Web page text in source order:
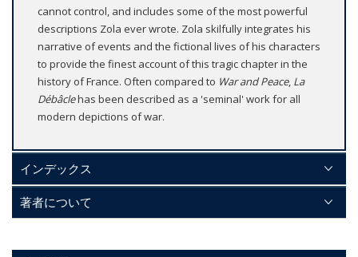
cannot control, and includes some of the most powerful
descriptions Zola ever wrote. Zola skilfully integrates his
narrative of events and the fictional lives of his characters
to provide the finest account of this tragic chapter in the
history of France. Often compared to War and Peace, La
Débâclehas been described as a 'seminal' work for all
modern depictions of war.
インデックス
著者について